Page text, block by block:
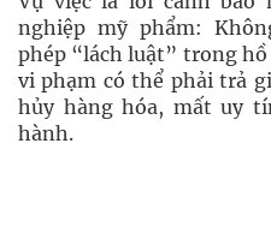
nghiệp mỹ phẩm:
phép “lách luật” trong
vi phạm có thể phải trả
hủy hàng hóa, mất uy
hành.